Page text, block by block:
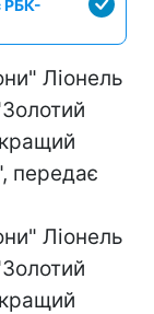
РБК-
Ліонель
передає
Ліонель